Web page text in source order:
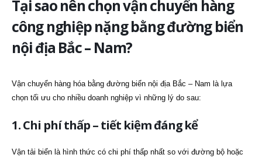
Tại sao nên chọn vận chuyển hàng
công nghiệp nặng bằng đường biển
nội địa Bắc – Nam?
Vận chuyển hàng hóa bằng đường biển nội địa Bắc – Nam là lựa
chọn tối ưu cho nhiều doanh nghiệp vì những lý do sau:
1. Chi phí thấp – tiết kiệm đáng kể
Vận tải biển là hình thức có chi phí thấp nhất so với đường bộ hoặc